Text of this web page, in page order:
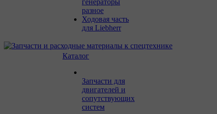
генераторы
разное
Ходовая часть
для Liebherr
Каталог
Запчасти для
двигателей и
сопутствующих
систем